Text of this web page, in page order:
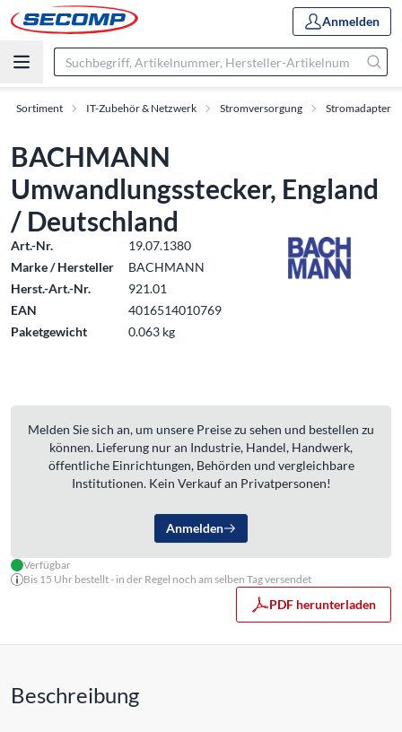
Anmelden
Sortiment IT-Zubehör & Netzwerk Stromversorgung Stromadapter
BACHMANN
Umwandlungsstecker, England
/ Deutschland
Art.-Nr.
19.07.1380
Marke / Hersteller
BACHMANN
Herst.-Art.-Nr.
921.01
EAN
4016514010769
Paketgewicht
0.063 kg
Melden Sie sich an, um unsere Preise zu sehen und bestellen zu
können. Lieferung nur an Industrie, Handel, Handwerk,
öffentliche Einrichtungen, Behörden und vergleichbare
Institutionen. Kein Verkauf an Privatpersonen!
Anmelden
Verfügbar
Bis 15 Uhr bestellt - in der Regel noch am selben Tag versendet
PDF herunterladen
Beschreibung